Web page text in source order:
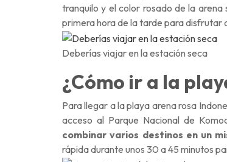
tranquilo y el color rosado de la
primera hora de la tarde para disfrutar
Deberías viajar en la estación seca
¿Cómo ir a la
Para llegar a la playa arena rosa
acceso al Parque Nacional de
combinar varios destinos en un
rápida durante unos 30 a 45 minutos